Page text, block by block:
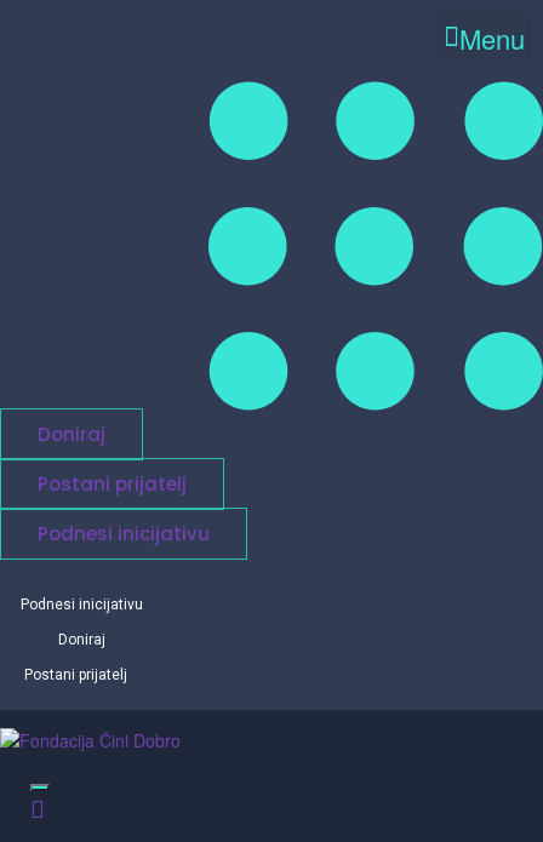
Menu
Doniraj
Postani prijatelj
Podnesi inicijativu
Podnesi inicijativu
Doniraj
Postani prijatelj